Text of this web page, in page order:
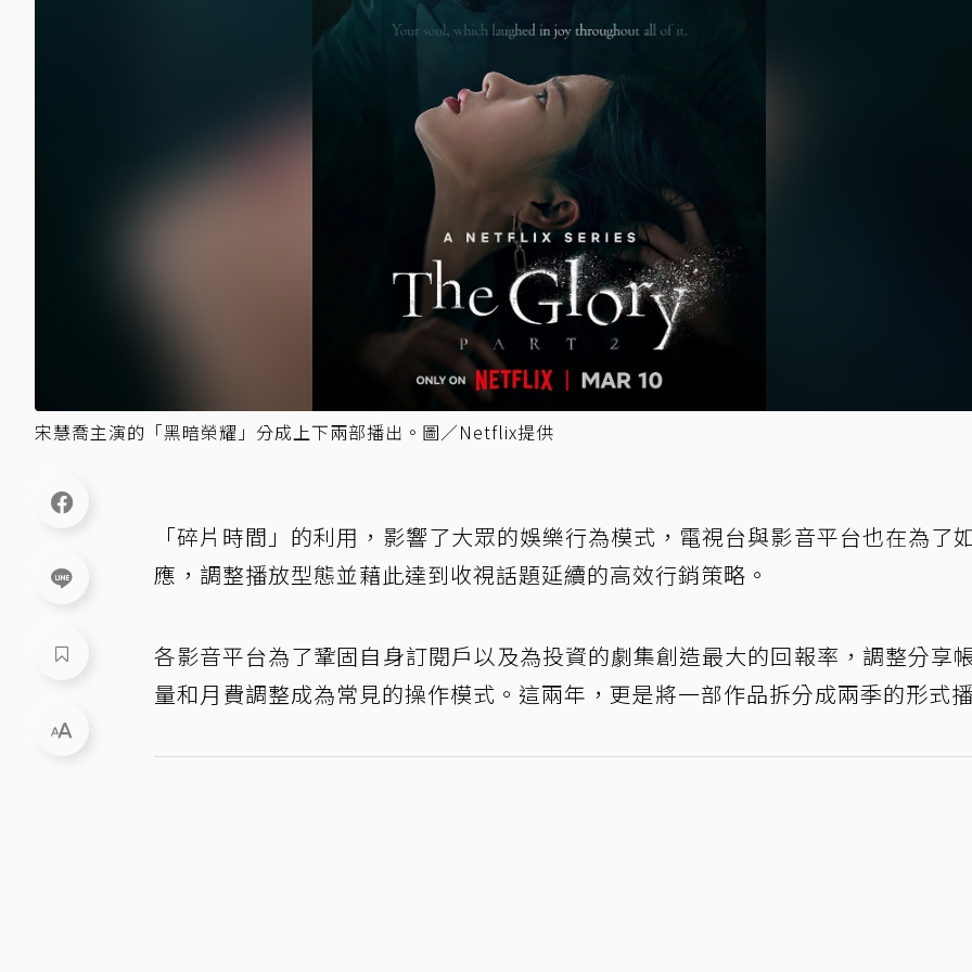
宋慧喬主演的「黑暗榮耀」分成上下兩部播出。圖／Netflix提供
「碎片時間」的利用，影響了大眾的娛樂行為模式，電視台與影音平台也在為了
應，調整播放型態並藉此達到收視話題延續的高效行銷策略。
各影音平台為了鞏固自身訂閱戶以及為投資的劇集創造最大的回報率，調整分享
量和月費調整成為常見的操作模式。這兩年，更是將一部作品拆分成兩季的形式